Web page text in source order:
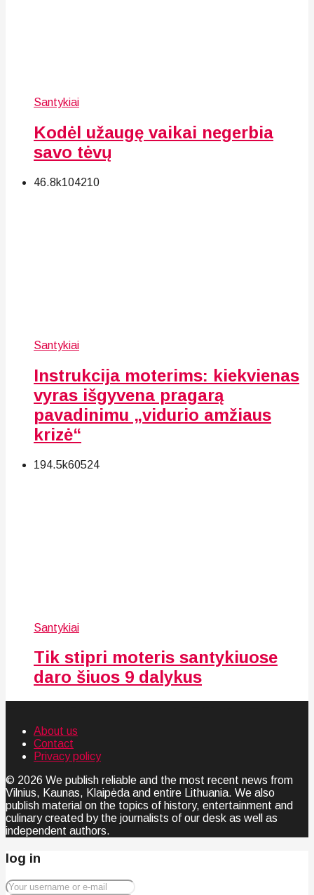
Santykiai
Kodėl užaugę vaikai negerbia
savo tėvų
46.8k104210
Santykiai
Instrukcija moterims: kiekvienas
vyras išgyvena pragarą
pavadinimu „vidurio amžiaus
krizė“
194.5k60524
Santykiai
Tik stipri moteris santykiuose
daro šiuos 9 dalykus
About us
Contact
Privacy policy
© 2026 We publish reliable and the most recent news from
Vilnius, Kaunas, Klaipėda and entire Lithuania. We also
publish material on the topics of history, entertainment and
culinary created by the journalists of our desk as well as
independent authors.
log in